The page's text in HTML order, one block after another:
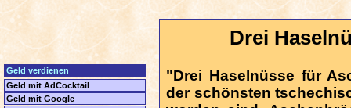
Geld verdienen
Geld mit AdCocktail
Geld mit Google
Drei
"Drei Haselnüsse für
der schönsten